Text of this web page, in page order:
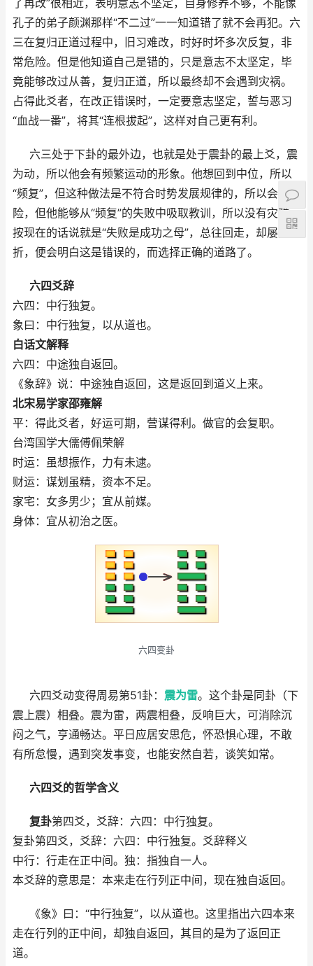
了再改”很相近，表明意志不坚定，自身修养不够，不能像
孔子的弟子颜渊那样“不二过”一一知道错了就不会再犯。六
三在复归正道过程中，旧习难改，时好时坏多次反复，非
常危险。但是他知道自己是错的，只是意志不太坚定，毕
竟能够改过从善，复归正道，所以最终却不会遇到灾祸。
占得此爻者，在改正错误时，一定要意志坚定，誓与恶习
“血战一番”，将其“连根拔起”，这样对自己更有利。
六三处于下卦的最外边，也就是处于震卦的最上爻，震
为动，所以他会有频繁运动的形象。他想回到中位，所以
“频复”，但这种做法是不符合时势发展规律的，所以会有危
险，但他能够从“频复”的失败中吸取教训，所以没有灾难。
按现在的话说就是“失败是成功之母”，总往回走，却屡受挫
折，便会明白这是错误的，而选择正确的道路了。
六四爻辞
六四：中行独复。
象曰：中行独复，以从道也。
白话文解释
六四：中途独自返回。
《象辞》说：中途独自返回，这是返回到道义上来。
北宋易学家邵雍解
平：得此爻者，好运可期，营谋得利。做官的会复职。
台湾国学大儒傅佩荣解
时运：虽想振作，力有未逮。
财运：谋划虽精，资本不足。
家宅：女多男少；宜从前媒。
身体：宜从初治之医。
六四变卦
六四爻动变得周易第51卦： 震为雷。这个卦是同卦（下
震上震）相叠。震为雷，两震相叠，反响巨大，可消除沉
闷之气，亨通畅达。平日应居安思危，怀恐惧心理，不敢
有所怠慢，遇到突发事变，也能安然自若，谈笑如常。
六四爻的哲学含义
复卦第四爻，爻辞：六四：中行独复。
复卦第四爻，爻辞：六四：中行独复。爻辞释义
中行：行走在正中间。独：指独自一人。
本爻辞的意思是：本来走在行列正中间，现在独自返回。
《象》曰：“中行独复”，以从道也。这里指出六四本来
走在行列的正中间，却独自返回，其目的是为了返回正
道。